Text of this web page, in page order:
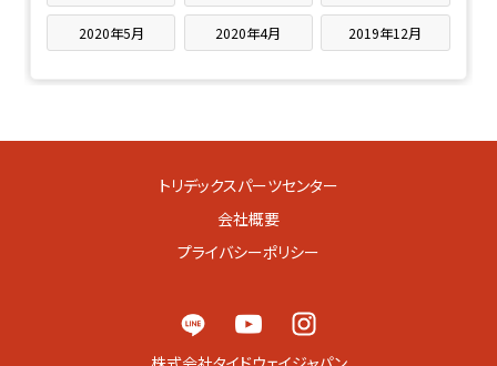
2020年5月 2020年4月 2019年12月
トリデックスパーツセンター
会社概要
プライバシーポリシー